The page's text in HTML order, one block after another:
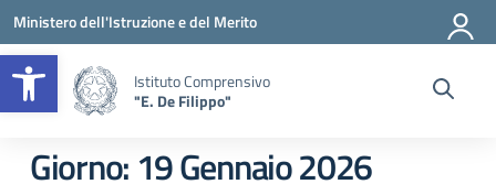
Apri la barra degli strumenti
Vai ai contenuti
Vai al menu di navigazione
Vai al footer
Ministero dell'Istruzione e del Merito
Istituto Comprensivo
"E. De Filippo"
Giorno: 19 Gennaio 2026